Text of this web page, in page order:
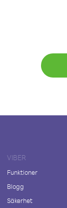
VIBER
Funktioner
Blogg
Säkerhet